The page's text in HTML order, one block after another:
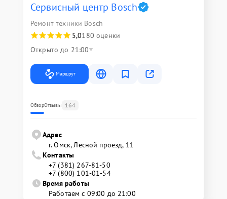
Сервисный центр Bosch
Ремонт техники Bosch
5,0180 оценки
Открыто до 21:00
Маршрут
ОбзорОтзывы 164
Адрес
г. Омск, ​Лесной проезд, 11
Контакты
+7 (381) 267-81-50
+7 (800) 101-01-54
Время работы
Работаем с 09:00 до 21:00